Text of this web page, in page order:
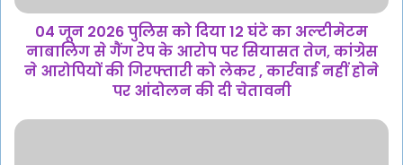
का
अल्टीमेटम
नाबालिग
के
04 जून 2026 पुलिस को दिया 12 घंटे का अल्टीमेटम
नाबालिग से गैंग रेप के आरोप पर सियासत तेज, कांग्रेस
ने आरोपियों की गिरफ्तारी को लेकर , कार्रवाई नहीं होने
पर आंदोलन की दी चेतावनी
04